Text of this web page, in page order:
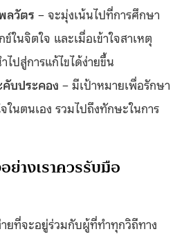
ลวัตร – จะมุ่งเน้นไปที่การศึกษา
ในจิตใจ และเมื่อเข้าใจสาเหตุ
ไปสู่การแก้ไขได้ง่ายขึ้น
บประคอง – มีเป้าหมายเพื่อรักษา
นตนเอง รวมไปถึงทักษะในการ
างเราควรรับมือ
ายที่จะอยู่ร่วมกับผู้ที่ทำทุกวิถีทาง